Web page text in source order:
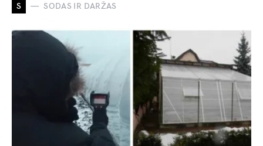
S SODAS IR DARŽAS